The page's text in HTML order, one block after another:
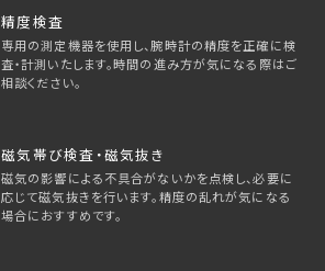
精度検査
専用の測定機器を使用し、腕時計の精度を正確に検
査・計測いたします。時間の進み方が気になる際はご
相談ください。
磁気帯び検査・磁気抜き
磁気の影響による不具合がないかを点検し、必要に
応じて磁気抜きを行います。精度の乱れが気になる
場合におすすめです。